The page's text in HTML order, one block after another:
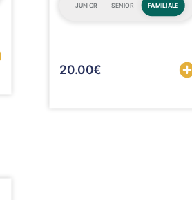
JUNIOR SENIOR FAMILIALE
20.00€